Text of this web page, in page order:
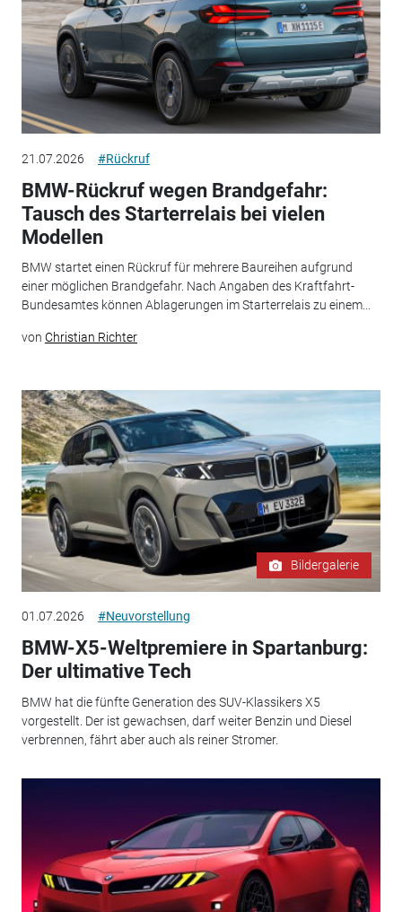
21.07.2026 #Rückruf
BMW-Rückruf wegen Brandgefahr:
Tausch des Starterrelais bei vielen
Modellen
BMW startet einen Rückruf für mehrere Baureihen aufgrund
einer möglichen Brandgefahr. Nach Angaben des Kraftfahrt-
Bundesamtes können Ablagerungen im Starterrelais zu einem...
von Christian Richter
Bildergalerie
01.07.2026 #Neuvorstellung
BMW-X5-Weltpremiere in Spartanburg:
Der ultimative Tech
BMW hat die fünfte Generation des SUV-Klassikers X5
vorgestellt. Der ist gewachsen, darf weiter Benzin und Diesel
verbrennen, fährt aber auch als reiner Stromer.